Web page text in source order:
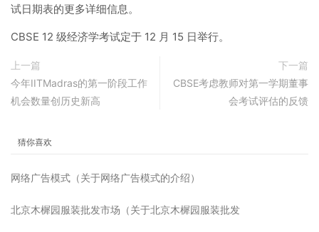
试日期表的更多详细信息。
CBSE 12 级经济学考试定于 12 月 15 日举行。
上一篇
今年IITMadras的第一阶段工作
机会数量创历史新高
下一篇
CBSE考虑教师对第一学期董事
会考试评估的反馈
猜你喜欢
网络广告模式（关于网络广告模式的介绍）
北京木樨园服装批发市场（关于北京木樨园服装批发